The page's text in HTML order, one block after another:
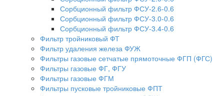
Сорбционный фильтр ФСУ-2.6-0.6
Сорбционный фильтр ФСУ-3.0-0.6
Сорбционный фильтр ФСУ-3.4-0.6
Фильтр тройниковый ФТ
Фильтр удаления железа ФУЖ
Фильтры газовые сетчатые прямоточные ФГП (ФГС)
Фильтры газовые ФГ, ФГУ
Фильтры газовые ФГМ
Фильтры пусковые тройниковые ФПТ